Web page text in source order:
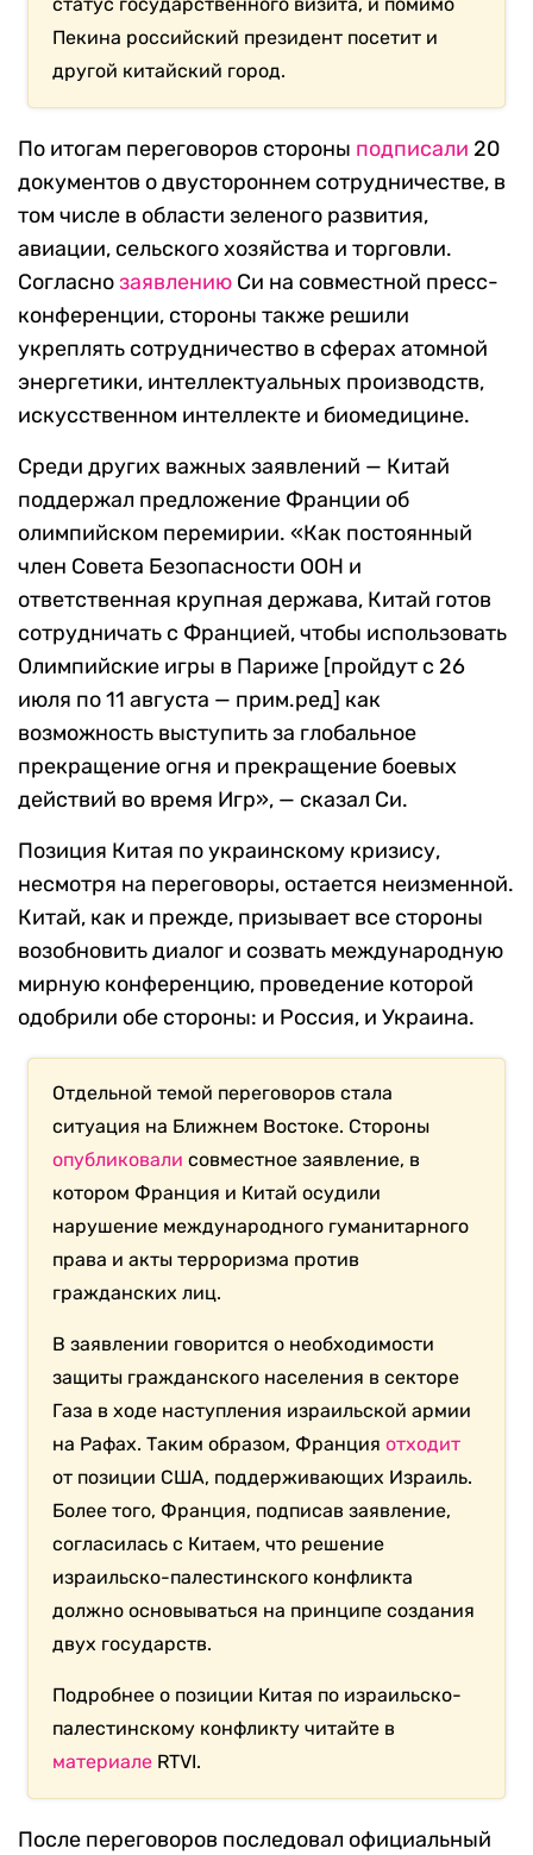
Пекина российский президент посетит и
другой китайский город.
По итогам переговоров стороны подписали 20
документов о двустороннем сотрудничестве, в
том числе в области зеленого развития,
авиации, сельского хозяйства и торговли.
Согласнозаявлению Си на совместной пресс-
конференции, стороны также решили
укреплять сотрудничество в сферах атомной
энергетики, интеллектуальных производств,
искусственном интеллекте и биомедицине.
Среди других важных заявлений — Китай
поддержал предложение Франции об
олимпийском перемирии. «Как постоянный
член Совета Безопасности ООН и
ответственная крупная держава, Китай готов
сотрудничать с Францией, чтобы использовать
Олимпийские игры в Париже [пройдут с 26
июля по 11 августа — прим.ред] как
возможность выступить за глобальное
прекращение огня и прекращение боевых
действий во время Игр», — сказал Си.
Позиция Китая по украинскому кризису,
несмотря на переговоры, остается неизменной.
Китай, как и прежде, призывает все стороны
возобновить диалог и созвать международную
мирную конференцию, проведение которой
одобрили обе стороны: и Россия, и Украина.
Отдельной темой переговоров стала
ситуация на Ближнем Востоке. Стороны
опубликовали совместное заявление, в
котором Франция и Китай осудили
нарушение международного гуманитарного
права и акты терроризма против
гражданских лиц.
В заявлении говорится о необходимости
защиты гражданского населения в секторе
Газа в ходе наступления израильской армии
на Рафах. Таким образом, Францияотходит
от позиции США, поддерживающих Израиль.
Более того, Франция, подписав заявление,
согласилась с Китаем, что решение
израильско-палестинского конфликта
должно основываться на принципе создания
двух государств.
Подробнее о позиции Китая по израильско-
палестинскому конфликту читайте в
материале RTVI.
После переговоров последовал официальный